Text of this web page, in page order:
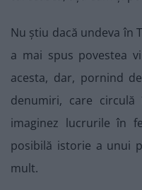
Nu știu dacă undeva în
a mai spus povestea
acesta, dar, pornind
denumiri, care
imaginez lucrurile în
posibilă istorie a unui
mult.